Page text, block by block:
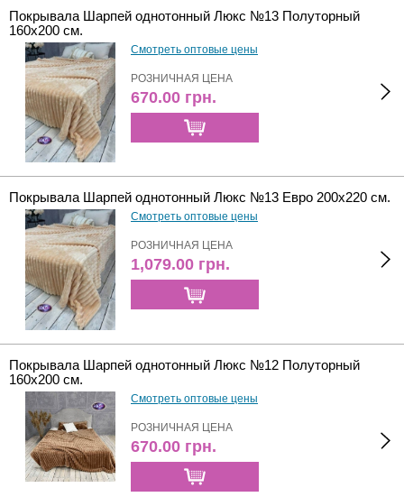
Покрывала Шарпей однотонный Люкс №13 Полуторный
160х200 см.
Смотреть оптовые цены
РОЗНИЧНАЯ ЦЕНА
670.00 грн.
Покрывала Шарпей однотонный Люкс №13 Евро 200х220 см.
Смотреть оптовые цены
РОЗНИЧНАЯ ЦЕНА
1,079.00 грн.
Покрывала Шарпей однотонный Люкс №12 Полуторный
160х200 см.
Смотреть оптовые цены
РОЗНИЧНАЯ ЦЕНА
670.00 грн.